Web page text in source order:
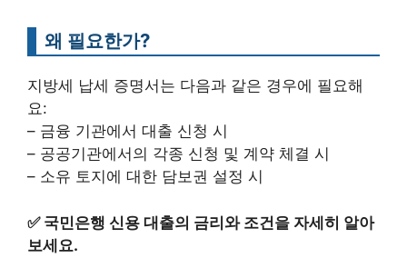
왜 필요한가?
지방세 납세 증명서는 다음과 같은 경우에 필요해
요:
– 금융 기관에서 대출 신청 시
– 공공기관에서의 각종 신청 및 계약 체결 시
– 소유 토지에 대한 담보권 설정 시
✅ 국민은행 신용 대출의 금리와 조건을 자세히 알아
보세요.